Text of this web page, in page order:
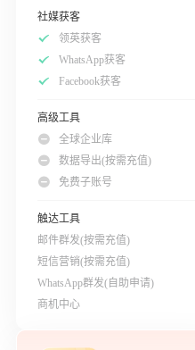
社媒获客
领英获客
WhatsApp获客
Facebook获客
高级工具
全球企业库
数据导出(按需充值)
免费子账号
触达工具
邮件群发(按需充值)
短信营销(按需充值)
WhatsApp群发(自助申请)
商机中心